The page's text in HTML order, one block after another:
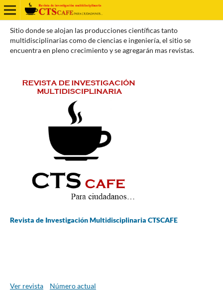
Sitio donde se alojan las producciones científicas tanto
multidisciplinarias como de ciencias e ingeniería, el sitio se
encuentra en pleno crecimiento y se agregarán mas revistas.
Revista de Investigación Multidisciplinaria CTSCAFE
Ver revista Número actual